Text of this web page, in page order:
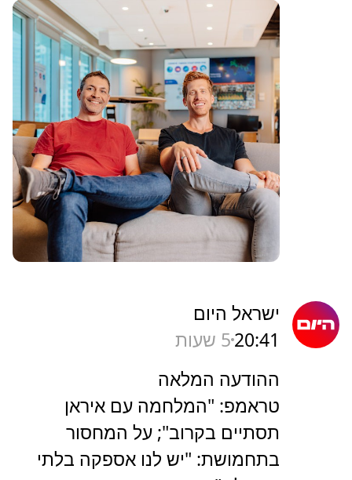
ישראל היום
20:415 שעות
ההודעה המלאה
טראמפ: "המלחמה עם איראן
תסתיים בקרוב"; על המחסור
בתחמושת: "יש לנו אספקה בלתי